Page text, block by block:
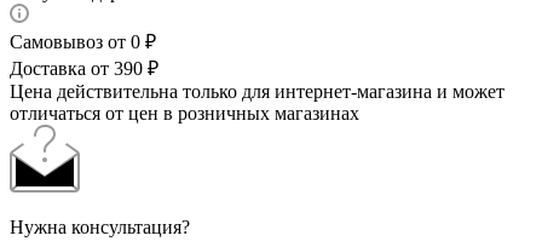
Самовывоз от 0 ₽
Доставка от 390 ₽
Цена действительна только для интернет-магазина и может
отличаться от цен в розничных магазинах
Нужна консультация?